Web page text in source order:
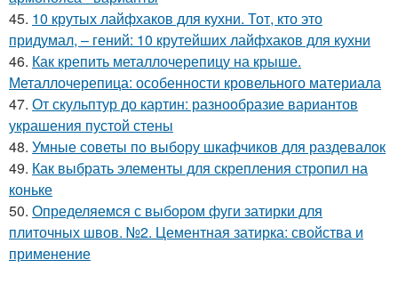
45. 10 крутых лайфхаков для кухни. Тот, кто это
придумал, – гений: 10 крутейших лайфхаков для кухни
46. Как крепить металлочерепицу на крыше.
Металлочерепица: особенности кровельного материала
47. От скульптур до картин: разнообразие вариантов
украшения пустой стены
48. Умные советы по выбору шкафчиков для раздевалок
49. Как выбрать элементы для скрепления стропил на
коньке
50. Определяемся с выбором фуги затирки для
плиточных швов. №2. Цементная затирка: свойства и
применение